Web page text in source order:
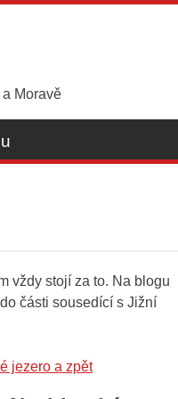
Moravě
vždy stojí za to. Na blogu
části sousedící s Jižní